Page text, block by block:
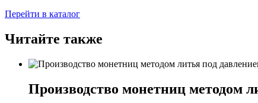
Перейти в каталог
Читайте также
Производство монетниц методом